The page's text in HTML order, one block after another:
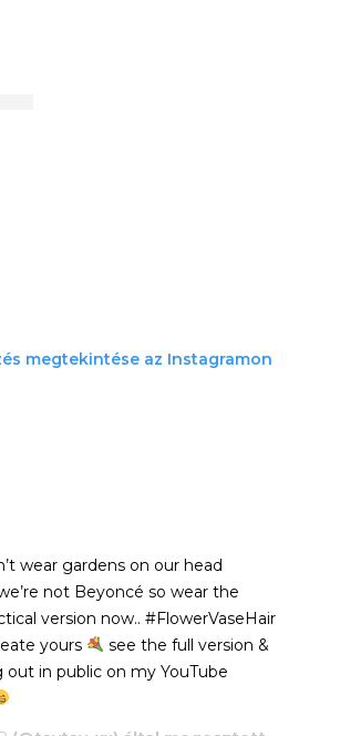
megtekintése az Instagramon
wear gardens on our head
not Beyoncé so wear the
version now.. #FlowerVaseHair
yours
see the full version &
in public on my YouTube